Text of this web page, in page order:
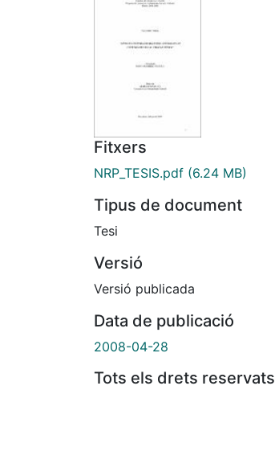
Fitxers
NRP_TESIS.pdf (6.24 MB)
Tipus de document
Tesi
Versió
Versió publicada
Data de publicació
2008-04-28
Tots els drets reservats